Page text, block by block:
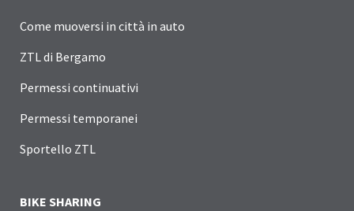
Come muoversi in città in auto
ZTL di Bergamo
Permessi continuativi
Permessi temporanei
Sportello ZTL
BIKE SHARING